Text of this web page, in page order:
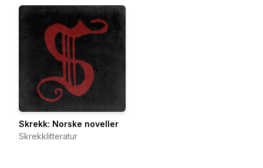
Skrekk: Norske noveller
Skrekklitteratur